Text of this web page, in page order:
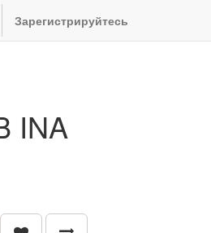
Зарегистрируйтесь
INA